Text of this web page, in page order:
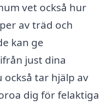
vet också hur
av träd och
kan ge
just dina
också tar hjälp av
dig för felaktiga